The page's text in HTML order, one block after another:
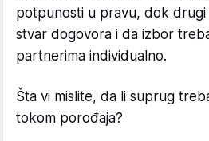
potpunosti u pravu, dok drugi
stvar dogovora i da izbor
partnerima individualno.
Šta vi mislite, da li suprug
tokom porođaja?